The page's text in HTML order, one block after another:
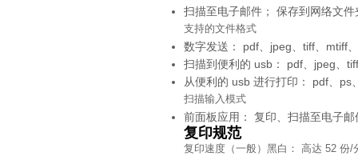
扫描至电子邮件； 保存到网络文
支持的文件格式
数字发送： pdf、jpeg、tiff、mtiff
扫描到便利的 usb： pdf、jpeg、
从便利的 usb 进行打印： pdf、
扫描输入模式
前面板应用： 复印、扫描至电子
复印规范
复印速度（一般） 黑白： 高达 52 份/